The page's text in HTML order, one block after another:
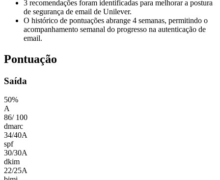
3 recomendações foram identificadas para melhorar a postura
de segurança de email de Unilever.
O histórico de pontuações abrange 4 semanas, permitindo o
acompanhamento semanal do progresso na autenticação de
email.
Pontuação
Saída
50%
A
86/ 100
dmarc
34/40A
spf
30/30A
dkim
22/25A